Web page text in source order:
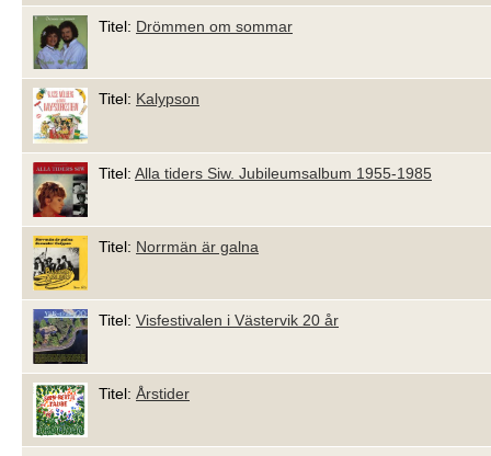
Titel: Drömmen om sommar
Titel: Kalypson
Titel: Alla tiders Siw. Jubileumsalbum 1955-1985
Titel: Norrmän är galna
Titel: Visfestivalen i Västervik 20 år
Titel: Årstider